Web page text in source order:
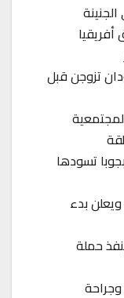
تزوجن قبل
تسودها
بدء
حملة